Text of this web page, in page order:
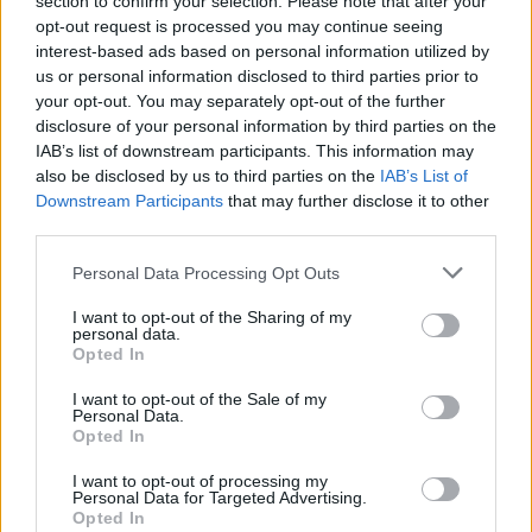
opt-out request is processed you may continue seeing
interest-based ads based on personal information utilized by
us or personal information disclosed to third parties prior to
your opt-out. You may separately opt-out of the further
disclosure of your personal information by third parties on the
IAB’s list of downstream participants. This information may
also be disclosed by us to third parties on the IAB’s List of
Downstream Participants that may further disclose it to other
Personal Data Processing Opt Outs
I want to opt-out of the Sharing of my
personal data.
Opted In
I want to opt-out of the Sale of my
Personal Data.
Opted In
I want to opt-out of processing my
Personal Data for Targeted Advertising.
Opted In
Peter Sundgren, Västerås(ID 1166)
”Jag ska precis börja med att bygga en tvättstuga i en tidigare
ej utnyttjat del i källaren. Bila upp golv, lägga nytt avlopp,
gjuta, flytspackla med mera. Vore kanon att kunna köpa allt
detta hos Byggmax :-)”
Mitt nästa byggprojekt är att tillsammans med barnbarnen
bygga ett stort lekslott där fantasin får flöda fritt. Det blir
verktyg mm, till skillnad från mobil- och tv-spelsanvändning.
Lite ” back to nature”.
Sipel Haji, Sala(ID 190)